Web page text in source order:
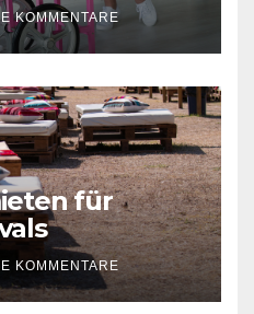
KOMMENTARE
für
KOMMENTARE